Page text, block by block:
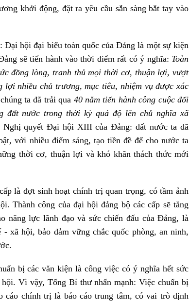
khởi động, đặt ra yêu cầu sẵn sàng bắt tay vào
Đại hội đại biểu toàn quốc của Đảng là một sự kiện
sẽ tiến hành vào thời điểm rất có ý nghĩa: Toàn
đồng lòng, tranh thủ mọi thời cơ, thuận lợi, vượt
lợi nhiều chủ trương, mục tiêu, nhiệm vụ được xác
ta đã trải qua 40 năm tiến hành công cuộc đổi
đất nước trong thời kỳ quá độ lên chủ nghĩa xã
Nghị quyết Đại hội XIII của Đảng: đất nước ta đã
với nhiều điểm sáng, tạo tiền đề để cho nước ta
thời cơ, thuận lợi và khó khăn thách thức mới
là đợt sinh hoạt chính trị quan trọng, có tầm ảnh
Thành công của đại hội đảng bộ các cấp sẽ tăng
năng lực lãnh đạo và sức chiến đấu của Đảng, là
xã hội, bảo đảm vững chắc quốc phòng, an ninh,
bị các văn kiện là công việc có ý nghĩa hết sức
Vì vậy, Tổng Bí thư nhấn mạnh: Việc chuẩn bị
chính trị là báo cáo trung tâm, có vai trò định